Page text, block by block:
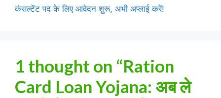
कंसल्टेंट पद के लिए आवेदन शुरू, अभी अप्लाई करें!
1 thought on “Ration
Card Loan Yojana: अब ले